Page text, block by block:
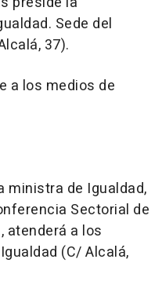
Sede del
37).
a los medios de
ministra de Igualdad,
Sectorial de
atenderá a los
(C/ Alcalá,